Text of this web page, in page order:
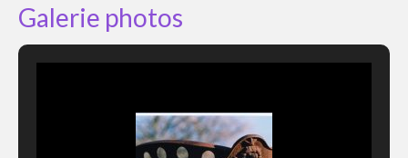
Galerie photos